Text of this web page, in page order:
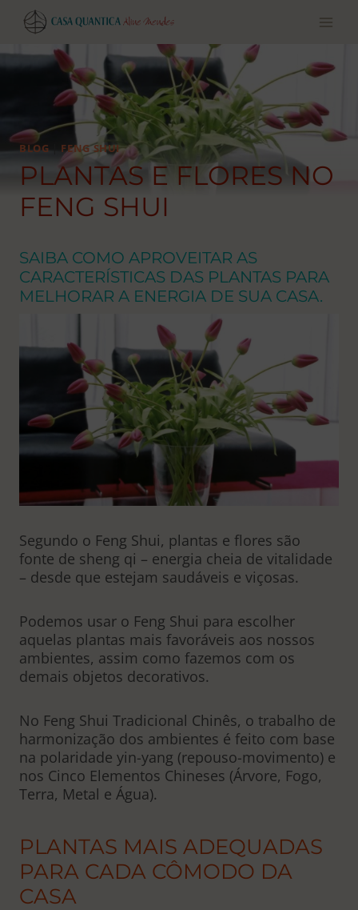
Pular
para
conteúdo
BLOG FENG SHUI
PLANTAS E FLORES NO
FENG SHUI
SAIBA COMO APROVEITAR AS
CARACTERÍSTICAS DAS PLANTAS PARA
MELHORAR A ENERGIA DE SUA CASA.
Segundo o Feng Shui, plantas e flores são
fonte de sheng qi – energia cheia de vitalidade
– desde que estejam saudáveis e viçosas.
Podemos usar o Feng Shui para escolher
aquelas plantas mais favoráveis aos nossos
ambientes, assim como fazemos com os
demais objetos decorativos.
No Feng Shui Tradicional Chinês, o trabalho de
harmonização dos ambientes é feito com base
na polaridade yin-yang (repouso-movimento) e
nos Cinco Elementos Chineses (Árvore, Fogo,
Terra, Metal e Água).
PLANTAS MAIS ADEQUADAS
PARA CADA CÔMODO DA
CASA